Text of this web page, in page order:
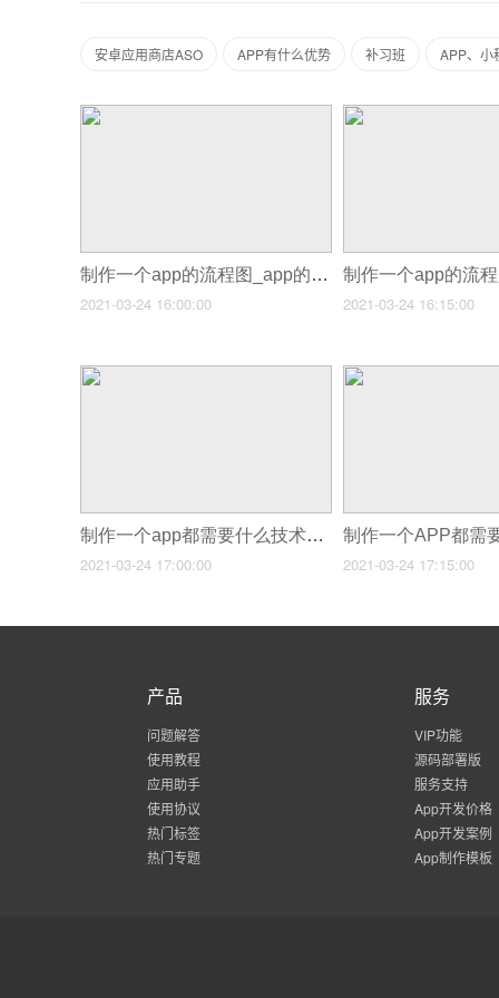
安卓应用商店ASO APP有什么优势 补习班 APP、小
制作一个app的流程图_app的制作流程图
2021-03-24 16:00:00 2021-03-24 16:15:00
制作一个app都需要什么技术_加油app开发
2021-03-24 17:00:00 2021-03-24 17:15:00
产品
问题解答
使用教程
应用助手
使用协议
热门标签
热门专题
服务
VIP功能
源码部署版
服务支持
App开发价格
App开发案例
App制作模板